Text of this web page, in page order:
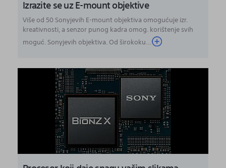
Izrazite se uz E-mount objektive
Više od 50 Sonyjevih E-mount objektiva omogućuje izr.
kreativnosti, a senzor punog kadra omog. korištenje svih
moguć. Sonyjevih objektiva. Od širokoku...